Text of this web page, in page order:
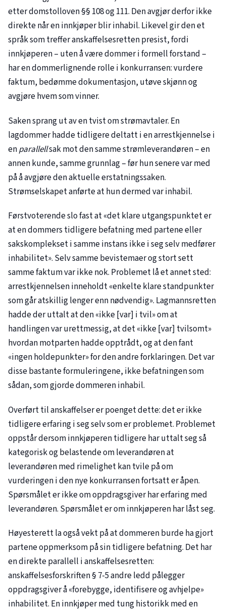
etter domstolloven §§ 108 og 111. Den avgjør derfor ikke
direkte når en innkjøper blir inhabil. Likevel gir den et
språk som treffer anskaffelsesretten presist, fordi
innkjøperen – uten å være dommer i formell forstand –
har en dommerlignende rolle i konkurransen: vurdere
faktum, bedømme dokumentasjon, utøve skjønn og
avgjøre hvem som vinner.
Saken sprang ut av en tvist om strømavtaler. En
lagdommer hadde tidligere deltatt i en arrestkjennelse i
enparallellsak mot den samme strømleverandøren – en
annen kunde, samme grunnlag – før hun senere var med
på å avgjøre den aktuelle erstatningssaken.
Strømselskapet anførte at hun dermed var inhabil.
Førstvoterende slo fast at «det klare utgangspunktet er
at en dommers tidligere befatning med partene eller
sakskomplekset i samme instans ikke i seg selv medfører
inhabilitet». Selv samme bevistemaer og stort sett
samme faktum var ikke nok. Problemet lå et annet sted:
arrestkjennelsen inneholdt «enkelte klare standpunkter
som går atskillig lenger enn nødvendig». Lagmannsretten
hadde der uttalt at den «ikke [var] i tvil» om at
handlingen var urettmessig, at det «ikke [var] tvilsomt»
hvordan motparten hadde opptrådt, og at den fant
«ingen holdepunkter» for den andre forklaringen. Det var
disse bastante formuleringene, ikke befatningen som
sådan, som gjorde dommeren inhabil.
Overført til anskaffelser er poenget dette: det er ikke
tidligere erfaring i seg selv som er problemet. Problemet
oppstår dersom innkjøperen tidligere har uttalt seg så
kategorisk og belastende om leverandøren at
leverandøren med rimelighet kan tvile på om
vurderingen i den nye konkurransen fortsatt er åpen.
Spørsmålet er ikke om oppdragsgiver har erfaring med
leverandøren. Spørsmålet er om innkjøperen har låst seg.
Høyesterett la også vekt på at dommeren burde ha gjort
partene oppmerksom på sin tidligere befatning. Det har
en direkte parallell i anskaffelsesretten:
anskaffelsesforskriften § 7-5 andre ledd pålegger
oppdragsgiver å «forebygge, identifisere og avhjelpe»
inhabilitet. En innkjøper med tung historikk med en